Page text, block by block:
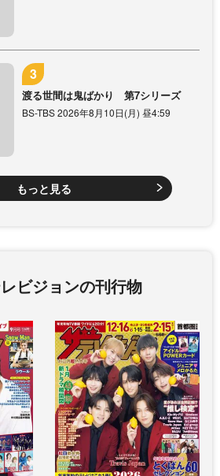
渡る世間は鬼ばかり 第7シリーズ
BS-TBS 2026年8月10日(月) 昼4:59
もっと見る
ビジョンの刊行物